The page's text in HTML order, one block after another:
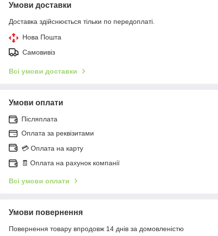
Умови доставки
Доставка здійснюється тільки по передоплаті.
Нова Пошта
Самовивіз
Всі умови доставки
Умови оплати
Післяплата
Оплата за реквізитами
💳 Оплата на карту
🧾 Оплата на рахунок компанії
Всі умови оплати
Умови повернення
Повернення товару впродовж 14 днів за домовленістю